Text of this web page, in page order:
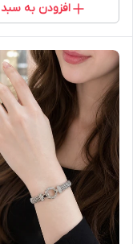
افزودن به سبد